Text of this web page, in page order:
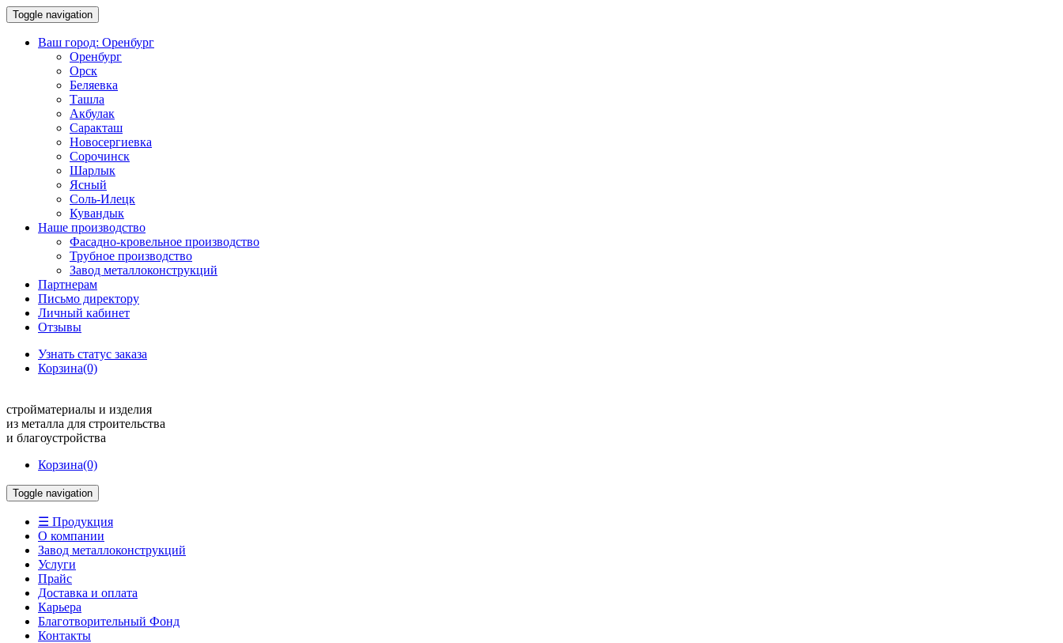
Toggle navigation
Ваш город: Оренбург
Оренбург
Орск
Беляевка
Ташла
Акбулак
Саракташ
Новосергиевка
Сорочинск
Шарлык
Ясный
Соль-Илецк
Кувандык
Наше производство
Фасадно-кровельное производство
Трубное производство
Завод металлоконструкций
Партнерам
Письмо директору
Личный кабинет
Отзывы
Узнать статус заказа
Корзина(0)
стройматериалы и изделия
из металла для строительства
и благоустройства
Корзина(0)
Toggle navigation
☰ Продукция
О компании
Завод металлоконструкций
Услуги
Прайс
Доставка и оплата
Карьера
Благотворительный Фонд
Контакты